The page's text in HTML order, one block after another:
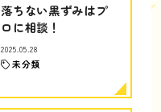
落ちない黒ずみはプ
ロに相談！
2025.05.28
未分類